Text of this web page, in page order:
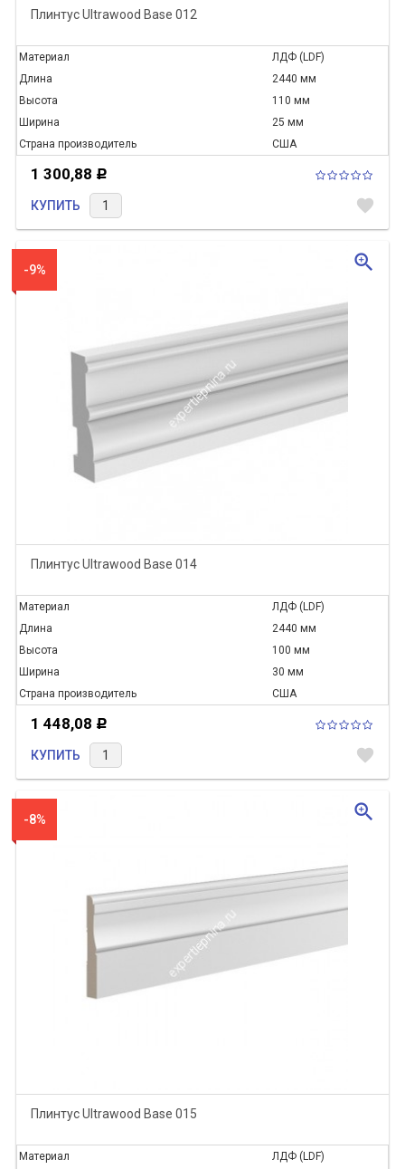
Плинтус Ultrawood Base 012
Материал
ЛДФ (LDF)
Длина
2440 мм
Высота
110 мм
Ширина
25 мм
Страна производитель
США
1 300,88 Р
КУПИТЬ favorite
-9%
Плинтус Ultrawood Base 014
Материал
ЛДФ (LDF)
Длина
2440 мм
Высота
100 мм
Ширина
30 мм
Страна производитель
США
1 448,08 Р
КУПИТЬ favorite
zoom_in
-8%
Плинтус Ultrawood Base 015
Материал
ЛДФ (LDF)
zoom_in